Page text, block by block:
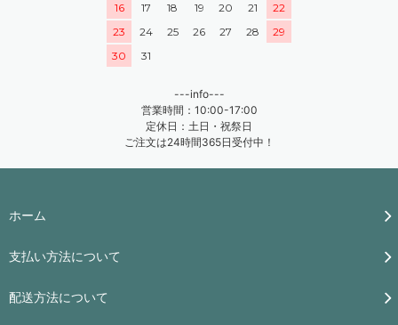
16
17 18 19 20 21
22
23
24 25 26 27 28
29
30
31
---info---
営業時間：10:00-17:00
定休日：土日・祝祭日
ご注文は24時間365日受付中！
ホーム
支払い方法について
配送方法について